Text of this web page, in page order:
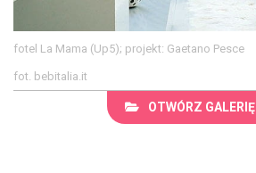
fotel La Mama (Up5); projekt: Gaetano Pesce
fot. bebitalia.it
OTWÓRZ GALERIĘ